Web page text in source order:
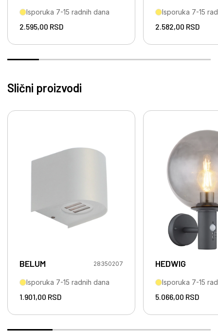
Isporuka 7-15 radnih dana
2.595,00 RSD
Isporuka 7-15
2.582,00 RSD
Slični proizvodi
BELUM 28350207
Isporuka 7-15 radnih dana
1.901,00 RSD
HEDWIG
Isporuka 7-15
5.066,00 RSD